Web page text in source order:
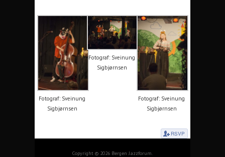
Fotograf: Sveinung
Sigbjørnsen
Fotograf: Sveinung
Sigbjørnsen
Fotograf: Sveinung
Sigbjørnsen
Copyright © 2026 Bergen Jazzforum.